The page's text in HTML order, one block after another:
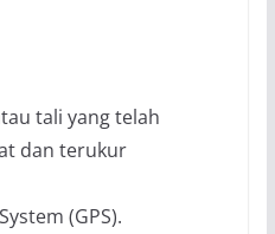
tali yang telah
dan terukur
(GPS).